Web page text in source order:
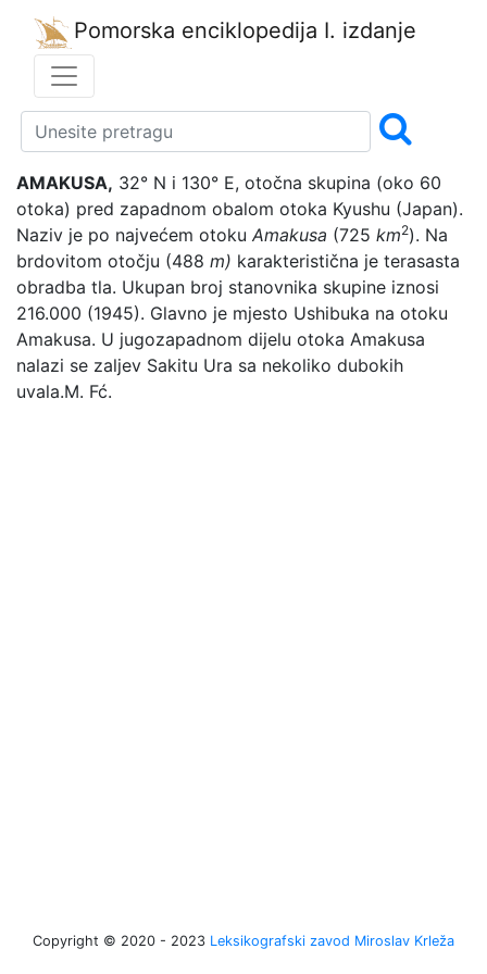
Pomorska enciklopedija I. izdanje
AMAKUSA, 32° N i 130° E, otočna skupina (oko 60
otoka) pred zapadnom obalom otoka Kyushu (Japan).
Naziv je po najvećem otoku Amakusa (725 km2). Na
brdovitom otočju (488 m) karakteristična je terasasta
obradba tla. Ukupan broj stanovnika skupine iznosi
216.000 (1945). Glavno je mjesto Ushibuka na otoku
Amakusa. U jugozapadnom dijelu otoka Amakusa
nalazi se zaljev Sakitu Ura sa nekoliko dubokih
uvala.M. Fć.
Copyright © 2020 - 2023 Leksikografski zavod Miroslav Krleža